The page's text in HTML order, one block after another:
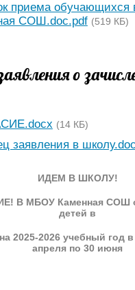
приема
СОШ.doc.pdf (519 КБ)
о
(14 КБ)
заявления в школу.doc
ИДЕМ В ШКОЛУ!
В МБОУ Каменная СОШ
детей в
2025-2026 учебный год
апреля по 30 июня